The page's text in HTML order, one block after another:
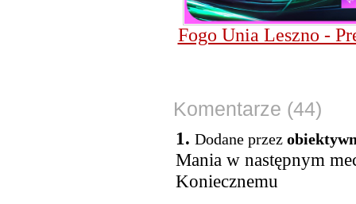
Fogo Unia Leszno -
Komentarze (44)
1. Dodane przez
Mania w następnym
Koniecznemu